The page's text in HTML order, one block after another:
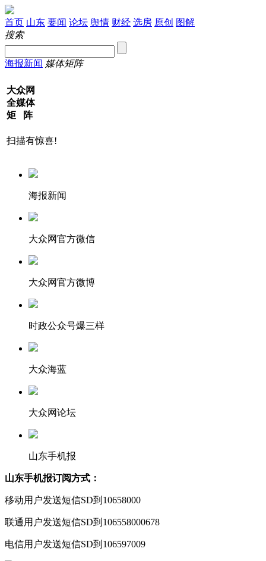
首页 山东 要闻 论坛 舆情 财经 选房 原创 图解
搜索
海报新闻 媒体矩阵
大众网
全媒体
矩 阵
扫描有惊喜!
海报新闻
大众网官方微信
大众网官方微博
时政公众号爆三样
大众海蓝
大众网论坛
山东手机报
山东手机报订阅方式：
移动用户发送短信SD到10658000
联通用户发送短信SD到106558000678
电信用户发送短信SD到106597009